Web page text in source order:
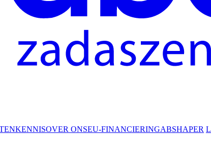
KENNISOVER ONSEU-FINANCIERINGABSHAPER